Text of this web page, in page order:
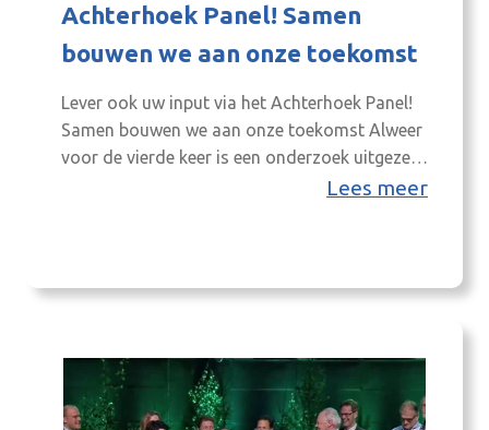
Achterhoek Panel! Samen
bouwen we aan onze toekomst
Lever ook uw input via het Achterhoek Panel!
Samen bouwen we aan onze toekomst Alweer
voor de vierde keer is een onderzoek uitgezet
bij het inwonerpanel Achterhoek Spreekt. Er
Gezondste Regio in samenwerking met…
Lees meer